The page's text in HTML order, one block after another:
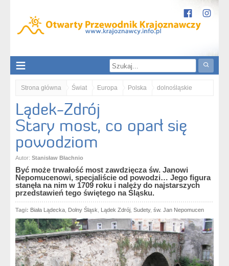
Strona główna Świat Europa Polska dolnośląskie
Sudety Kotlina Kłodzka
Lądek-Zdrój. Stary most, co oparł się powodziom
Lądek-Zdrój
Stary most, co oparł się
powodziom
Autor: Stanisław Błachnio
Być może trwałość most zawdzięcza św. Janowi
Nepomucenowi, specjaliście od powodzi… Jego figura
stanęła na nim w 1709 roku i należy do najstarszych
przedstawień tego świętego na Śląsku.
Tagi: Biała Lądecka Dolny Śląsk Lądek Zdrój Sudety, św. Jan Nepomucen